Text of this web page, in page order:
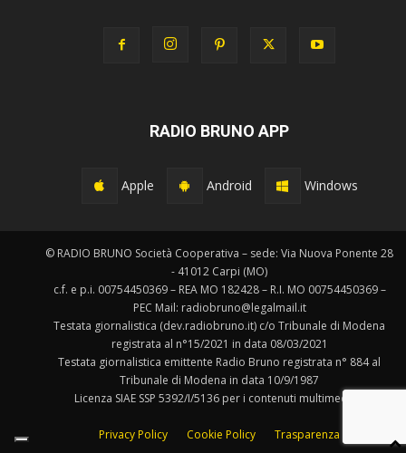
RADIO BRUNO APP
Apple Android Windows
© RADIO BRUNO Società Cooperativa – sede: Via Nuova Ponente 28
- 41012 Carpi (MO)
c.f. e p.i. 00754450369 – REA MO 182428 – R.I. MO 00754450369 –
PEC Mail: radiobruno@legalmail.it
Testata giornalistica (dev.radiobruno.it) c/o Tribunale di Modena
registrata al n°15/2021 in data 08/03/2021
Testata giornalistica emittente Radio Bruno registrata n° 884 al
Tribunale di Modena in data 10/9/1987
Licenza SIAE SSP 5392/I/5136 per i contenuti multimediali.
Privacy Policy Cookie Policy Trasparenza